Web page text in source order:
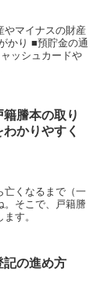
やマイナスの財産
かり ■預貯金の通
ッシュカードや
籍謄本の取り
かりやすく
亡くなるまで（一
。そこで、戸籍謄
す。
記の進め方